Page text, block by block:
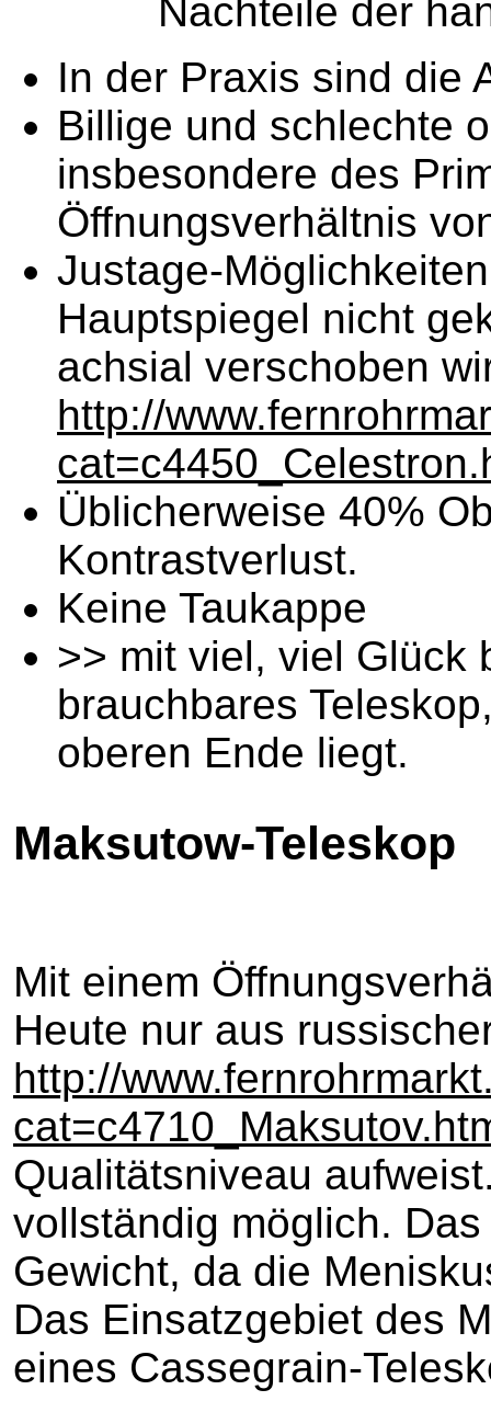
Nachteile der
In der Praxis sind die
Billige und schlechte
insbesondere des
Öffnungsverhältnis
Justage-
Hauptspiegel nicht
achsial verschoben
http://
Üblicherweise 40%
Kontrastverlust.
Keine Taukappe
>> mit viel, viel Glück
brauchbares
oberen Ende liegt.
Maksutow-Teleskop
Mit einem
Heute nur aus
http://
Qualitätsniveau
vollständig möglich.
Gewicht, da die
Das Einsatzgebiet des
eines Cassegrain-